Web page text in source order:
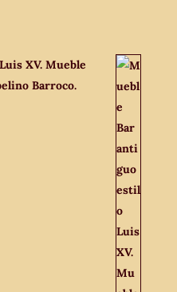
XV. Mueble
Barroco.